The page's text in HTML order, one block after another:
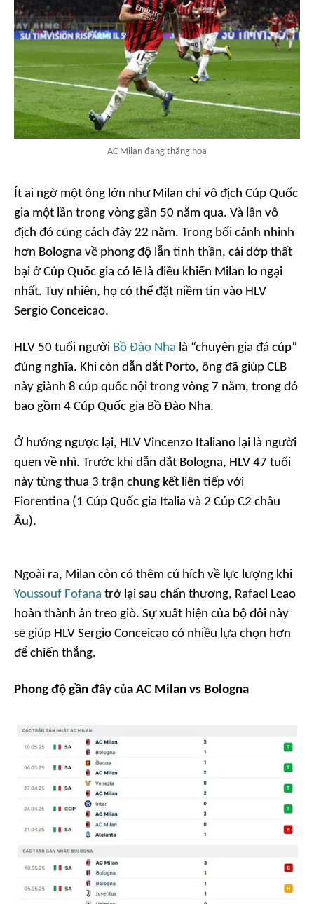
AC Milan đang thăng hoa
Ít ai ngờ một ông lớn như Milan chỉ vô địch Cúp Quốc
gia một lần trong vòng gần 50 năm qua. Và lần vô
địch đó cũng cách đây 22 năm. Trong bối cảnh nhỉnh
hơn Bologna về phong độ lẫn tinh thần, cái dớp thất
bại ở Cúp Quốc gia có lẽ là điều khiến Milan lo ngại
nhất. Tuy nhiên, họ có thể đặt niềm tin vào HLV
Sergio Conceicao.
HLV 50 tuổi người Bồ Đào Nha là “chuyên gia đá cúp”
đúng nghĩa. Khi còn dẫn dắt Porto, ông đã giúp CLB
này giành 8 cúp quốc nội trong vòng 7 năm, trong đó
bao gồm 4 Cúp Quốc gia Bồ Đào Nha.
Ở hướng ngược lại, HLV Vincenzo Italiano lại là người
quen về nhì. Trước khi dẫn dắt Bologna, HLV 47 tuổi
này từng thua 3 trận chung kết liên tiếp với
Fiorentina (1 Cúp Quốc gia Italia và 2 Cúp C2 châu
Âu).
Ngoài ra, Milan còn có thêm cú hích về lực lượng khi
Youssouf Fofana trở lại sau chấn thương, Rafael Leao
hoàn thành án treo giò. Sự xuất hiện của bộ đôi này
sẽ giúp HLV Sergio Conceicao có nhiều lựa chọn hơn
để chiến thắng.
Phong độ gần đây của AC Milan vs Bologna